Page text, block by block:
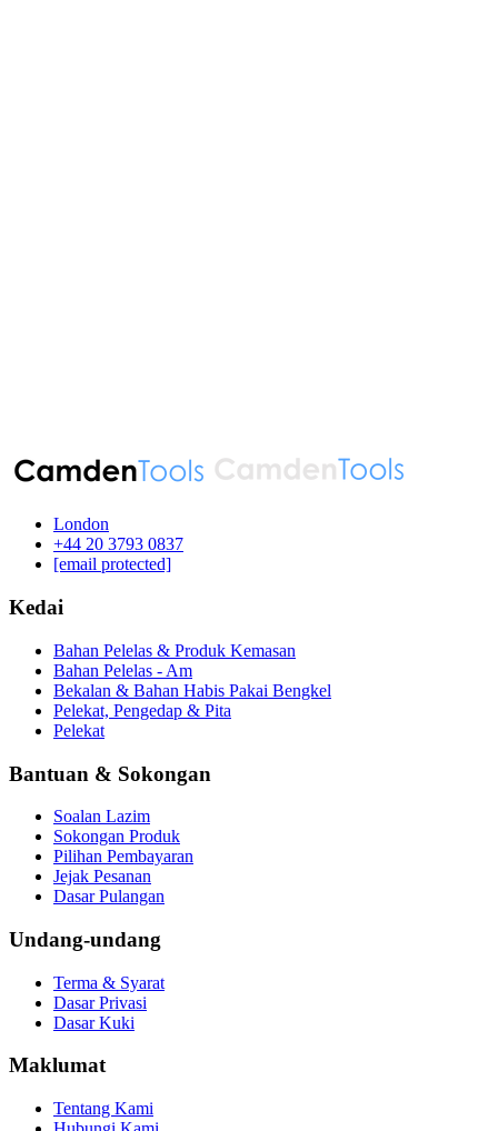
London
‪+44 20 3793 0837‬
[email protected]
Kedai
Bahan Pelelas & Produk Kemasan
Bahan Pelelas - Am
Bekalan & Bahan Habis Pakai Bengkel
Pelekat, Pengedap & Pita
Pelekat
Bantuan & Sokongan
Soalan Lazim
Sokongan Produk
Pilihan Pembayaran
Jejak Pesanan
Dasar Pulangan
Undang-undang
Terma & Syarat
Dasar Privasi
Dasar Kuki
Maklumat
Tentang Kami